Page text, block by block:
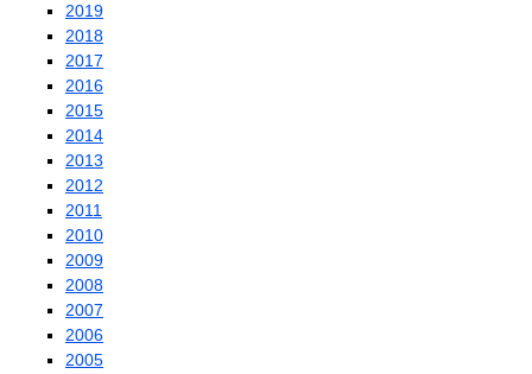
2019
2018
2017
2016
2015
2014
2013
2012
2011
2010
2009
2008
2007
2006
2005